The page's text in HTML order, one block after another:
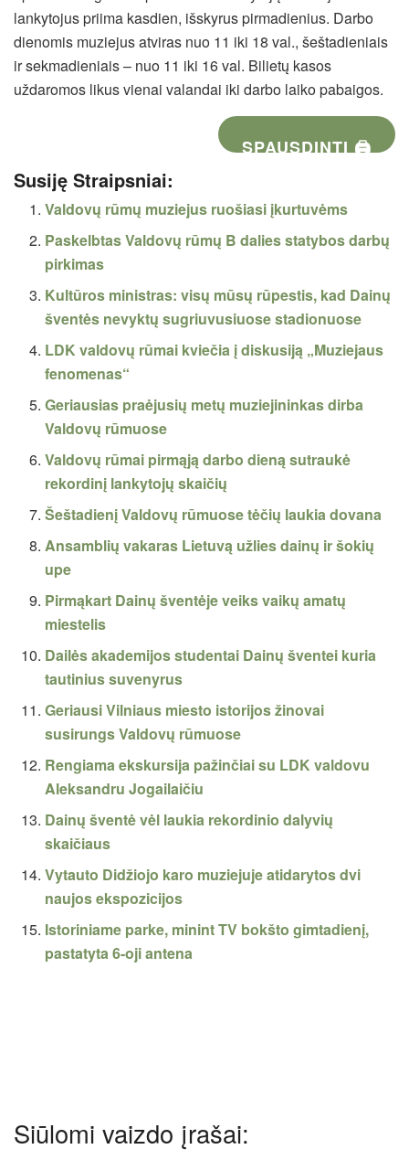
lankytojus priima kasdien, išskyrus pirmadienius. Darbo
dienomis muziejus atviras nuo 11 iki 18 val., šeštadieniais
ir sekmadieniais – nuo 11 iki 16 val. Bilietų kasos
uždaromos likus vienai valandai iki darbo laiko pabaigos.
SPAUSDINTI 🖨
Susiję Straipsniai:
Valdovų rūmų muziejus ruošiasi įkurtuvėms
Paskelbtas Valdovų rūmų B dalies statybos darbų
pirkimas
Kultūros ministras: visų mūsų rūpestis, kad Dainų
šventės nevyktų sugriuvusiuose stadionuose
LDK valdovų rūmai kviečia į diskusiją „Muziejaus
fenomenas“
Geriausias praėjusių metų muziejininkas dirba
Valdovų rūmuose
Valdovų rūmai pirmąją darbo dieną sutraukė
rekordinį lankytojų skaičių
Šeštadienį Valdovų rūmuose tėčių laukia dovana
Ansamblių vakaras Lietuvą užlies dainų ir šokių
upe
Pirmąkart Dainų šventėje veiks vaikų amatų
miestelis
Dailės akademijos studentai Dainų šventei kuria
tautinius suvenyrus
Geriausi Vilniaus miesto istorijos žinovai
susirungs Valdovų rūmuose
Rengiama ekskursija pažinčiai su LDK valdovu
Aleksandru Jogailaičiu
Dainų šventė vėl laukia rekordinio dalyvių
skaičiaus
Vytauto Didžiojo karo muziejuje atidarytos dvi
naujos ekspozicijos
Istoriniame parke, minint TV bokšto gimtadienį,
pastatyta 6-oji antena
Siūlomi vaizdo įrašai: